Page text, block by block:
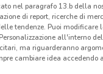
5.4 km
nel paragrafo 13.b della
di report, ricerche di
tendenze. Puoi modificare
all'interno
ma riguarderanno
cambiare idea accedendo